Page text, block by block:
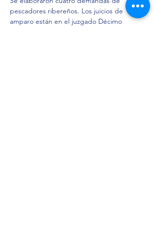
pescadores ribereños. Los juicios de
amparo están en el juzgado Décimo